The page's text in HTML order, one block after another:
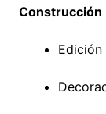
Construcción
Edición